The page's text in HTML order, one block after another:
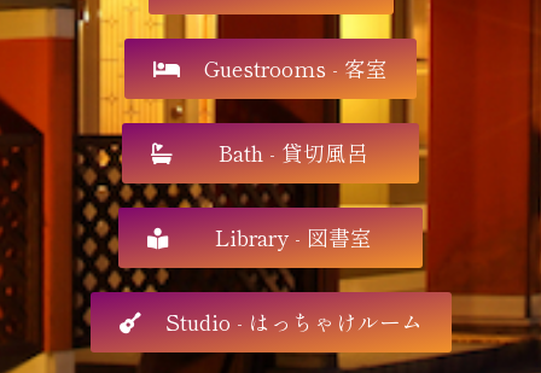
Guestrooms - 客室
Bath - 貸切風呂
Library - 図書室
Studio - はっちゃけルーム